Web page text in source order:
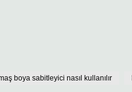
boya sabitleyici nasıl kullanılır